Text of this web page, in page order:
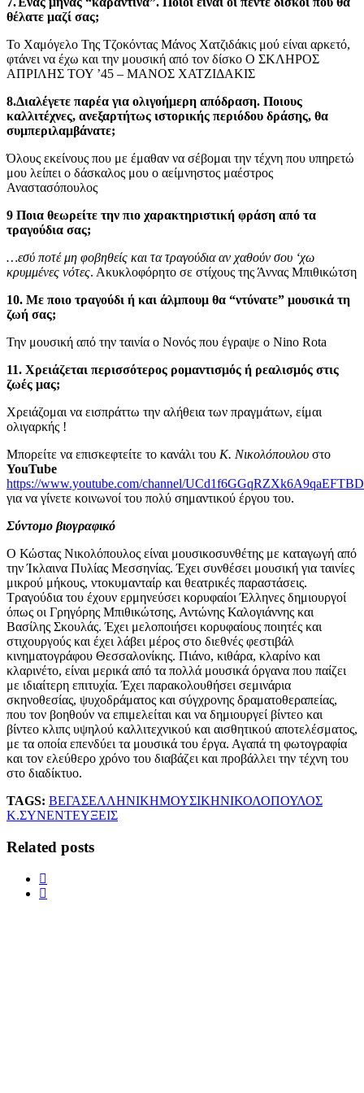
θέλατε μαζί σας;
Το Χαμόγελο Της Τζοκόντας Μάνος Χατζιδάκις μού είναι αρκετό,
φτάνει να έχω και την μουσική από τον δίσκο Ο ΣΚΛΗΡΟΣ
ΑΠΡΙΛΗΣ ΤΟΥ ’45 – ΜΑΝΟΣ ΧΑΤΖΙΔΑΚΙΣ
8.Διαλέγετε παρέα για ολιγοήμερη απόδραση. Ποιους
καλλιτέχνες, ανεξαρτήτως ιστορικής περιόδου δράσης, θα
συμπεριλαμβάνατε;
Όλους εκείνους που με έμαθαν να σέβομαι την τέχνη που υπηρετώ
μου λείπει ο δάσκαλος μου ο αείμνηστος μαέστρος
Αναστασόπουλος
9 Ποια θεωρείτε την πιο χαρακτηριστική φράση από τα
τραγούδια σας;
…εσύ ποτέ μη φοβηθείς και τα τραγούδια αν χαθούν σου ‘χω
κρυμμένες νότες. Ακυκλοφόρητο σε στίχους της Άννας Μπιθικώτση
10. Με ποιο τραγούδι ή και άλμπουμ θα “ντύνατε” μουσικά τη
ζωή σας;
Την μουσική από την ταινία ο Νονός που έγραψε ο Nino Rota
11. Χρειάζεται περισσότερος ρομαντισμός ή ρεαλισμός στις
ζωές μας;
Χρειάζομαι να εισπράττω την αλήθεια των πραγμάτων, είμαι
ολιγαρκής !
Μπορείτε να επισκεφτείτε το κανάλι του Κ. Νικολόπουλου στο
YouTube
https://www.youtube.com/channel/
για να γίνετε κοινωνοί του πολύ σημαντικού έργου του.
Σύντομο βιογραφικό
Ο Κώστας Νικολόπουλος είναι μουσικοσυνθέτης με καταγωγή από
την Ίκλαινα Πυλίας Μεσσηνίας. Έχει συνθέσει μουσική για ταινίες
μικρού μήκους, ντοκυμανταίρ και θεατρικές παραστάσεις.
Τραγούδια του έχουν ερμηνεύσει κορυφαίοι Έλληνες δημιουργοί
όπως οι Γρηγόρης Μπιθικώτσης, Αντώνης Καλογιάννης και
Βασίλης Σκουλάς. Έχει μελοποιήσει κορυφαίους ποιητές και
στιχουργούς και έχει λάβει μέρος στο διεθνές φεστιβάλ
κινηματογράφου Θεσσαλονίκης. Πιάνο, κιθάρα, κλαρίνο και
κλαρινέτο, είναι μερικά από τα πολλά μουσικά όργανα που παίζει
με ιδιαίτερη επιτυχία. Έχει παρακολουθήσει σεμινάρια
σκηνοθεσίας, ψυχοδράματος και σύγχρονης δραματοθεραπείας,
που τον βοηθούν να επιμελείται και να δημιουργεί βίντεο και
βίντεο κλιπς υψηλού καλλιτεχνικού και αισθητικού αποτελέσματος,
με τα οποία επενδύει τα μουσικά του έργα. Αγαπά τη φωτογραφία
και τον ελεύθερο χρόνο του διαβάζει και προβάλλει την τέχνη του
στο διαδίκτυο.
TAGS: ΒΕΓΑΣΕΛΛΗΝΙΚΗΜΟΥΣΙΚΗΝΙΚΟΛΟΠΟΥΛΟΣ
Κ.ΣΥΝΕΝΤΕΥΞΕΙΣ
Related posts